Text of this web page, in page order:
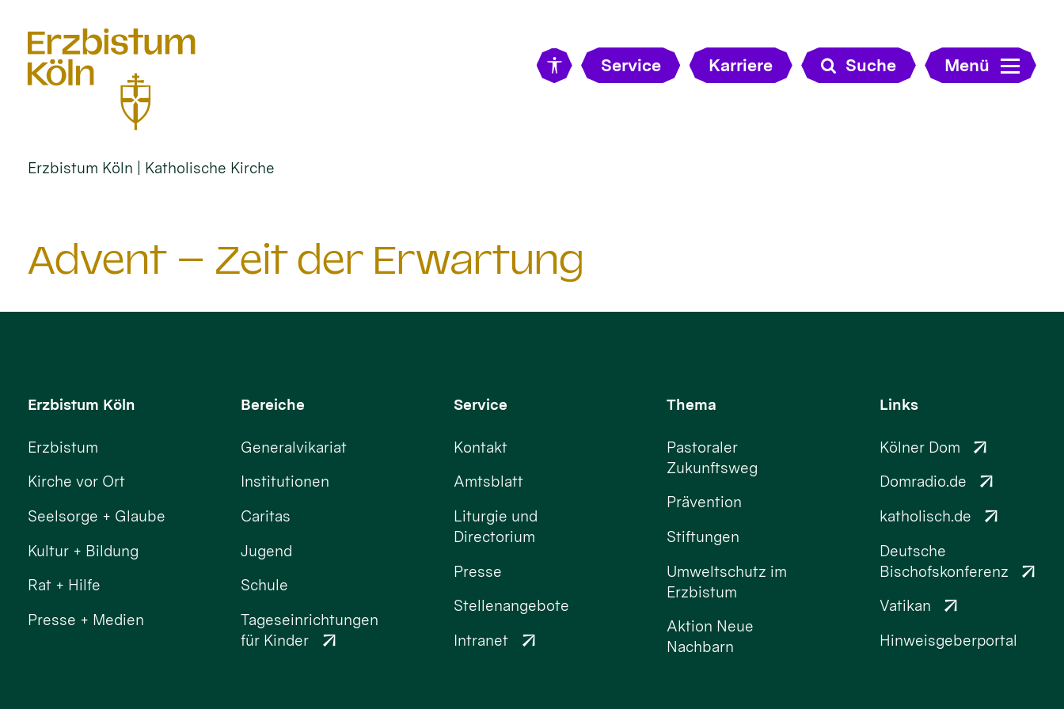
Service Karriere Suche Menü
Erzbistum Köln | Katholische Kirche
Advent – Zeit der Erwartung
Erzbistum Köln
Erzbistum
Kirche vor Ort
Seelsorge + Glaube
Kultur + Bildung
Rat + Hilfe
Presse + Medien
Bereiche
Generalvikariat
Institutionen
Caritas
Jugend
Schule
Tageseinrichtungen
für Kinder
Service
Kontakt
Amtsblatt
Liturgie und
Directorium
Presse
Stellenangebote
Intranet
Thema
Pastoraler
Zukunftsweg
Prävention
Stiftungen
Umweltschutz im
Erzbistum
Aktion Neue
Nachbarn
Links
Kölner Dom
Domradio.de
katholisch.de
Deutsche
Bischofskonferenz
Vatikan
Hinweisgeberportal